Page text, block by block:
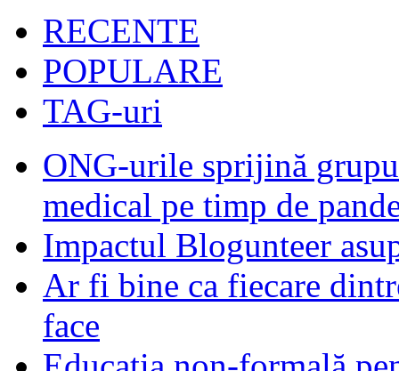
RECENTE
POPULARE
TAG-uri
ONG-urile sprijină
medical pe timp de
Impactul Blogunteer
Ar fi bine ca fiecare
face